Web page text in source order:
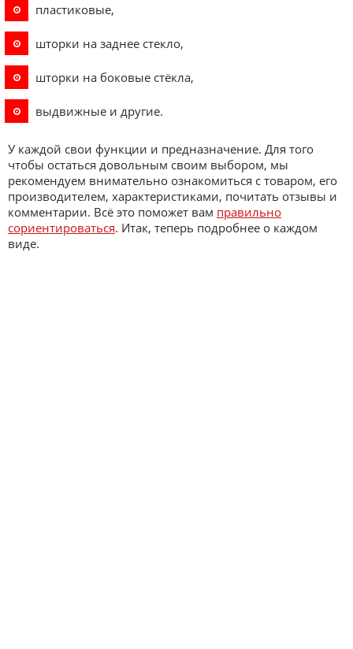
пластиковые,
шторки на заднее стекло,
шторки на боковые стёкла,
выдвижные и другие.
У каждой свои функции и предназначение. Для того
чтобы остаться довольным своим выбором, мы
рекомендуем внимательно ознакомиться с товаром, его
производителем, характеристиками, почитать отзывы и
комментарии. Всё это поможет вам правильно
сориентироваться. Итак, теперь подробнее о каждом
виде.